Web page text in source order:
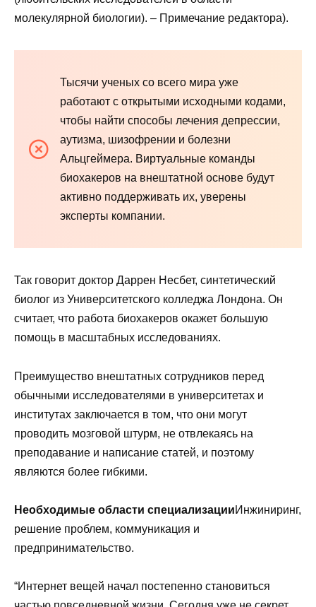
молекулярной биологии). – Примечание редактора).
Тысячи ученых со всего мира уже
работают с открытыми исходными кодами,
чтобы найти способы лечения депрессии,
аутизма, шизофрении и болезни
Альцгеймера. Виртуальные команды
биохакеров на внештатной основе будут
активно поддерживать их, уверены
эксперты компании.
Так говорит доктор Даррен Несбет, синтетический
биолог из Университетского колледжа Лондона. Он
считает, что работа биохакеров окажет большую
помощь в масштабных исследованиях.
Преимущество внештатных сотрудников перед
обычными исследователями в университетах и
институтах заключается в том, что они могут
проводить мозговой штурм, не отвлекаясь на
преподавание и написание статей, и поэтому
являются более гибкими.
Необходимые области специализацииИнжиниринг,
решение проблем, коммуникация и
предпринимательство.
“Интернет вещей начал постепенно становиться